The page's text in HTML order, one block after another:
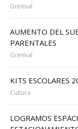
Gremial
AUMENTO DEL
PARENTALES
Gremial
KITS ESCOLARES
Cultura
LOGRAMOS